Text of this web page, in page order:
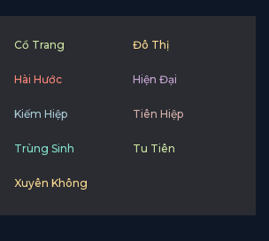
Cổ Trang Đô Thị
Hài Hước Hiện Đại
Kiếm Hiệp Tiên Hiệp
Trùng Sinh Tu Tiên
Xuyên Không